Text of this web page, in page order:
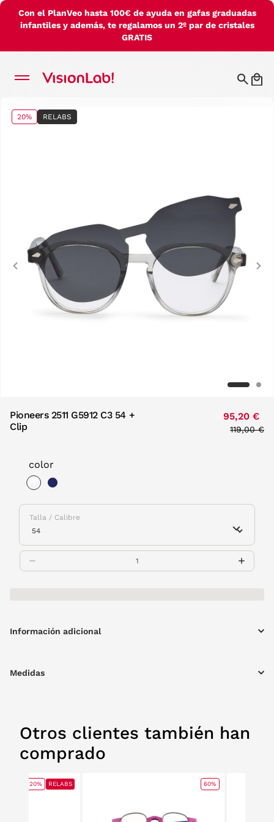
Con el PlanVeo hasta 100€ de ayuda en gafas graduadas
infantiles y además, te regalamos un 2º par de cristales
GRATIS
20% RELABS
Previous
Pioneers 2511 G5912 C3 54 +
Clip
95,20 €
Price
119,00 €
color
Talla / Calibre
Información adicional
Medidas
Otros clientes también han
comprado
20% RELABS 60%